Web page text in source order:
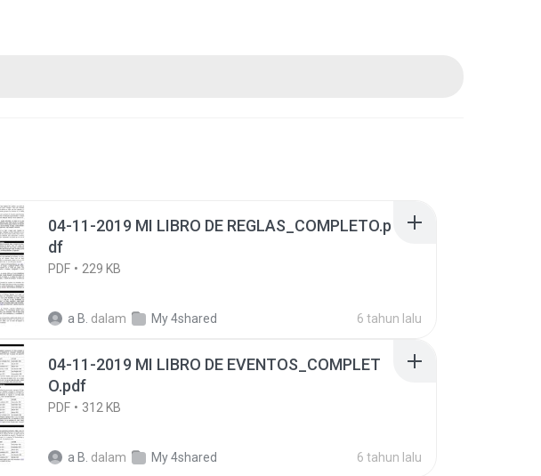
04-11-2019 MI LIBRO DE REGLAS_COMPLETO.p
df
PDF 229 KB
a B. dalam My 4shared 6 tahun lalu
04-11-2019 MI LIBRO DE EVENTOS_COMPLET
O.pdf
PDF 312 KB
a B. dalam My 4shared 6 tahun lalu